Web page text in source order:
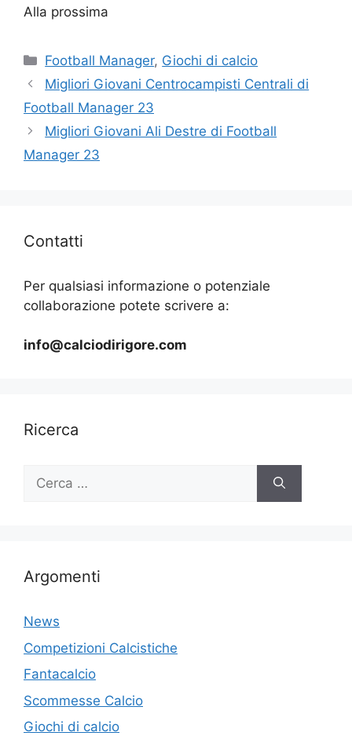
Alla prossima
Categorie
Football Manager, Giochi di calcio
Migliori Giovani Centrocampisti Centrali di
Football Manager 23
Migliori Giovani Ali Destre di Football
Manager 23
Contatti
Per qualsiasi informazione o potenziale
collaborazione potete scrivere a:
info@calciodirigore.com
Ricerca
Ricerca
Argomenti
News
Competizioni Calcistiche
Fantacalcio
Scommesse Calcio
Giochi di calcio